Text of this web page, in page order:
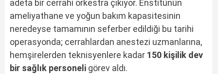
adeta bir cerrahi orkestra çıkıyor. Enstitünün
ameliyathane ve yoğun bakım kapasitesinin
neredeyse tamamının seferber edildiği bu tarihi
operasyonda; cerrahlardan anestezi uzmanlarına,
hemşirelerden teknisyenlere kadar 150 kişilik dev
bir sağlık personeli görev aldı.